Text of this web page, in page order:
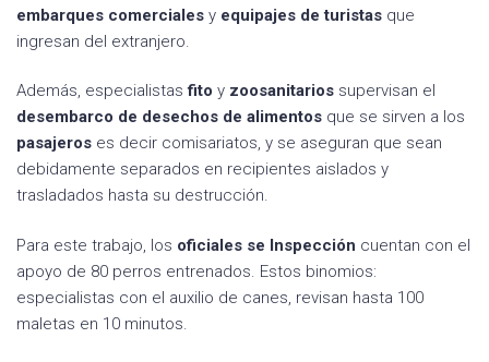
embarques comerciales y equipajes de turistas que
ingresan del extranjero.
Además, especialistasfito y zoosanitarios supervisan el
desembarco de desechos de alimentos que se sirven a los
pasajeros es decir comisariatos, y se aseguran que sean
debidamente separados en recipientes aislados y
trasladados hasta su destrucción.
Para este trabajo, los oficiales se Inspección cuentan con el
apoyo de 80 perros entrenados. Estos binomios:
especialistas con el auxilio de canes, revisan hasta 100
maletas en 10 minutos.